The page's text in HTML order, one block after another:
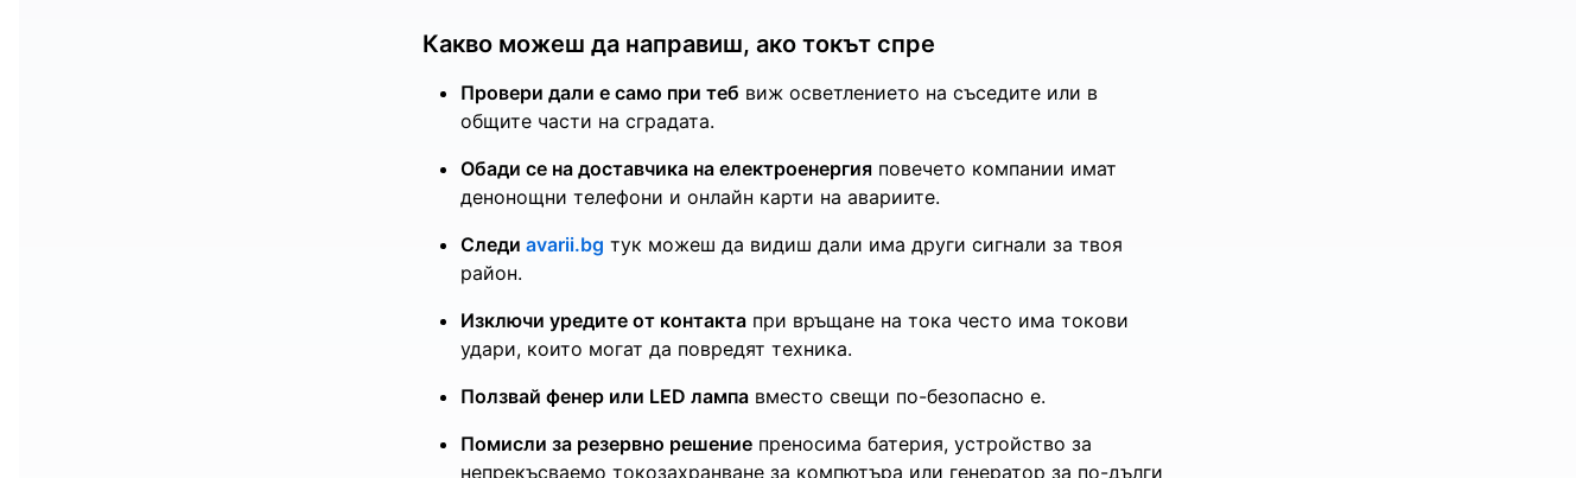
Какво можеш да направиш, ако токът спре
Провери дали е само при теб виж осветлението на съседите или в
общите части на сградата.
Обади се на доставчика на електроенергия повечето компании имат
денонощни телефони и онлайн карти на авариите.
Следи avarii.bg тук можеш да видиш дали има други сигнали за твоя
район.
Изключи уредите от контакта при връщане на тока често има токови
удари, които могат да повредят техника.
Ползвай фенер или LED лампа вместо свещи по-безопасно е.
Помисли за резервно решение преносима батерия, устройство за
непрекъсваемо токозахранване за компютъра или генератор за по-дълги